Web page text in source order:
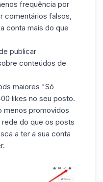
frequência por
comentários falsos,
conta mais do que
publicar
conteúdos de
maiores "Só
likes no seu posto.
menos promovidos
do que os posts
a ter a sua conta